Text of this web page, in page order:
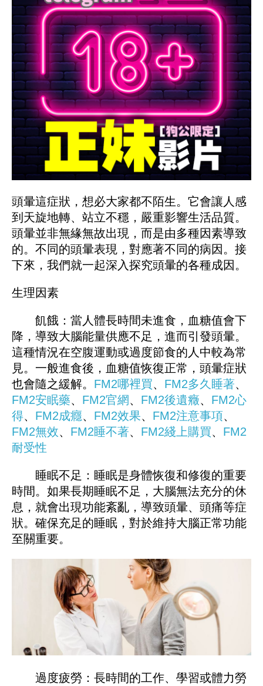
頭暈這症狀，想必大家都不陌生。它會讓人感
到天旋地轉、站立不穩，嚴重影響生活品質。
頭暈並非無緣無故出現，而是由多種因素導致
的。不同的頭暈表現，對應著不同的病因。接
下來，我們就一起深入探究頭暈的各種成因。
生理因素
飢餓：當人體長時間未進食，血糖值會下
降，導致大腦能量供應不足，進而引發頭暈。
這種情況在空腹運動或過度節食的人中較為常
見。一般進食後，血糖值恢復正常，頭暈症狀
也會隨之緩解。 FM2哪裡買、 FM2多久睡著、
FM2安眠藥、 FM2官網、 FM2後遺癥、 FM2心
得、 FM2成癮、 FM2效果、 FM2注意事項、
FM2無效、 FM2睡不著、 FM2綫上購買、 FM2
耐受性
睡眠不足：睡眠是身體恢復和修復的重要
時間。如果長期睡眠不足，大腦無法充分的休
息，就會出現功能紊亂，導致頭暈、頭痛等症
狀。確保充足的睡眠，對於維持大腦正常功能
至關重要。
過度疲勞：長時間的工作、學習或體力勞